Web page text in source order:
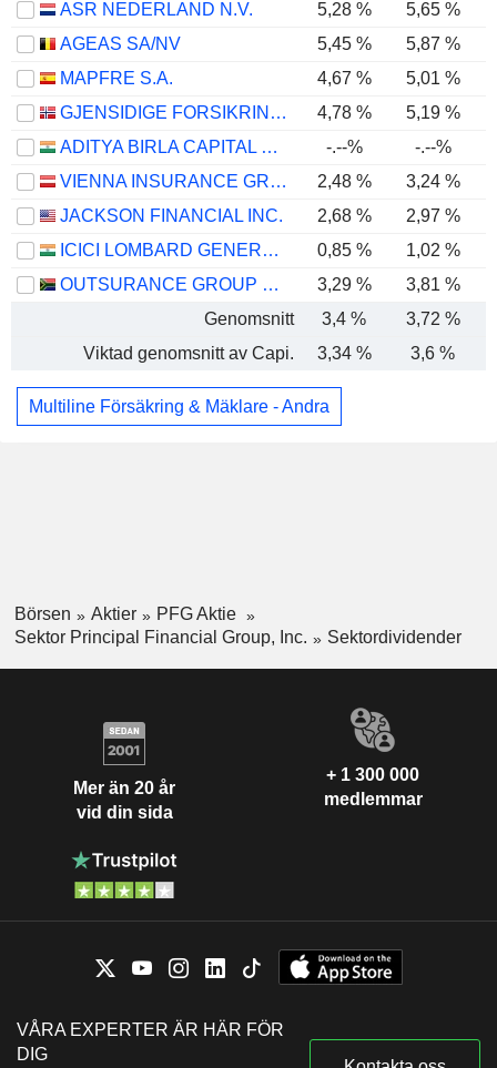
ASR NEDERLAND N.V.
5,28 % 5,65 %
AGEAS SA/NV
5,45 %
5,87 %
MAPFRE S.A.
4,67 % 5,01 %
GJENSIDIGE FORSIKRING ASA
4,78 % 5,19 %
ADITYA BIRLA CAPITAL LIMITED
-.--% -.--%
VIENNA INSURANCE GROUP AG
2,48 %
3,24 %
JACKSON FINANCIAL INC.
2,68 %
2,97 %
ICICI LOMBARD GENERAL INSURANCE COMPANY LIMITED
0,85 % 1,02 %
OUTSURANCE GROUP LIMITED
3,29 % 3,81 %
Genomsnitt
3,4 % 3,72 %
Viktad genomsnitt av Capi.
3,34 % 3,6 %
Multiline Försäkring & Mäklare - Andra
Börsen Aktier
PFG Aktie
Sektor Principal Financial Group, Inc.
Sektordividender
Mer än 20 år
vid din sida
+ 1 300 000
medlemmar
VÅRA EXPERTER ÄR HÄR FÖR
DIG